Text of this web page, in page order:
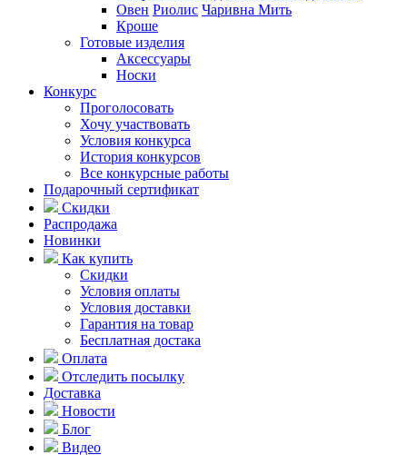
Овен Риолис Чаривна Мить
Кроше
Готовые изделия
Аксессуары
Носки
Конкурс
Проголосовать
Хочу участвовать
Условия конкурса
История конкурсов
Все конкурсные работы
Подарочный сертификат
Скидки
Распродажа
Новинки
Как купить
Скидки
Условия оплаты
Условия доставки
Гарантия на товар
Бесплатная достака
Оплата
Отследить посылку
Доставка
Новости
Блог
Видео